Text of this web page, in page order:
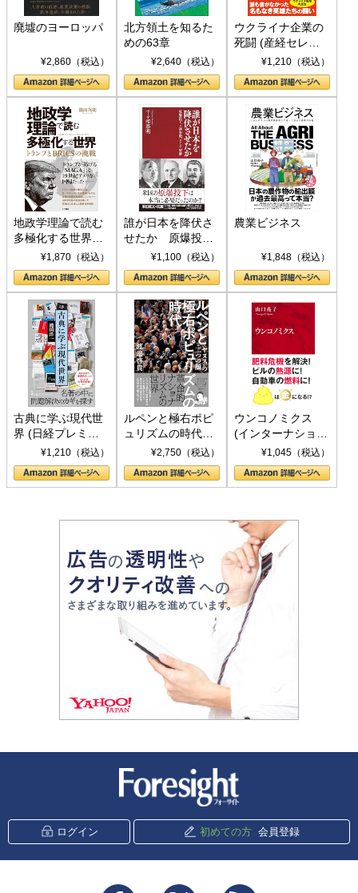
廃墟のヨーロッパ
¥2,860（税込）
北方領土を知るた
めの63章
¥2,640（税込）
ウクライナ企業の
死闘 (産経セレク
ト S 039)¥1,210（税込）
地政学理論で読む
多極化する世界：
トランプとBRICS
の挑戦
¥1,870（税込）
誰が日本を降伏さ
せたか 原爆投
下、ソ連参戦、そ
して聖断 (PHP新
書)
¥1,100（税込）
農業ビジネス
¥1,848（税込）
古典に学ぶ現代世
界 (日経プレミア
シリーズ)¥1,210（税込）
ルペンと極右ポピ
ュリズムの時代：
〈ヤヌス〉の二つ
の顔
¥2,750（税込）
ウンコノミクス
(インターナショナ
ル新書)¥1,045（税込）
ログイン 初めての方 会員登録